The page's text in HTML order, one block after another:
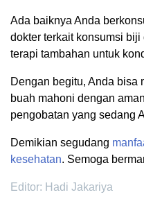
Ada baiknya Anda
dokter terkait konsumsi
terapi tambahan untuk
Dengan begitu, Anda bisa
buah mahoni dengan
pengobatan yang sedang
Demikian segudang
kesehatan. Semoga
Editor: Hadi Jakariya